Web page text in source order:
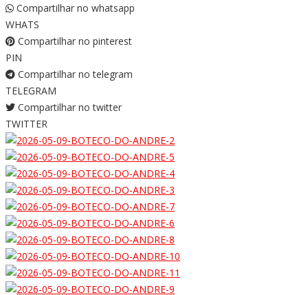
Compartilhar no whatsapp
WHATS
Compartilhar no pinterest
PIN
Compartilhar no telegram
TELEGRAM
Compartilhar no twitter
TWITTER